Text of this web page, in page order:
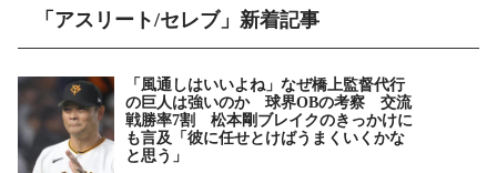
「アスリート/セレブ」新着記事
「風通しはいいよね」なぜ橋上監督代行
の巨人は強いのか 球界OBの考察 交流
戦勝率7割 松本剛ブレイクのきっかけに
も言及「彼に任せとけばうまくいくかな
と思う」